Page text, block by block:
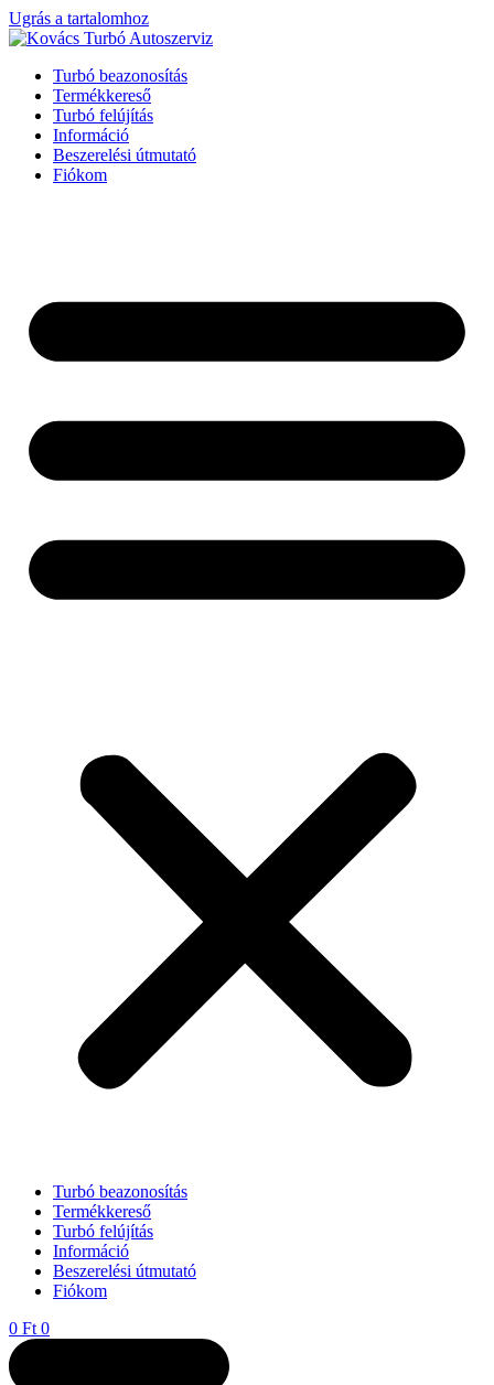
Ugrás a tartalomhoz
Turbó beazonosítás
Termékkereső
Turbó felújítás
Információ
Beszerelési útmutató
Fiókom
Turbó beazonosítás
Termékkereső
Turbó felújítás
Információ
Beszerelési útmutató
Fiókom
0 Ft 0